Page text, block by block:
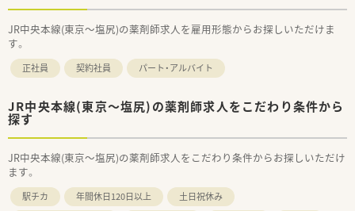
JR中央本線(東京～塩尻)の薬剤師求人を雇用形態からお探しいただけま
す。
正社員 契約社員 パート・アルバイト
JR中央本線(東京～塩尻)の薬剤師求人をこだわり条件から
探す
JR中央本線(東京～塩尻)の薬剤師求人をこだわり条件からお探しいただけ
ます。
駅チカ 年間休日120日以上
土日祝休み